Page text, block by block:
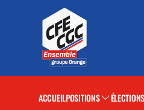
ACCUEILPOSITIONS ÉLECTIONS